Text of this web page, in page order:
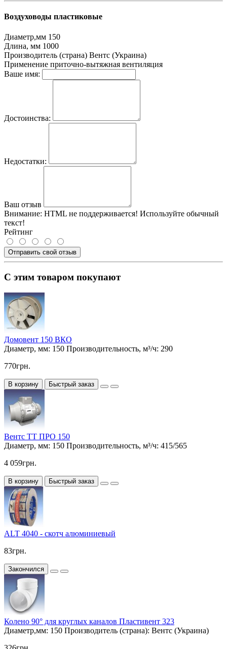
Воздуховоды пластиковые
Диаметр,мм 150
Длина, мм 1000
Производитель (страна) Вентс (Украина)
Применение приточно-вытяжная вентиляция
Ваше имя:
Достоинства:
Недостатки:
Ваш отзыв
Внимание: HTML не поддерживается! Используйте обычный
текст!
Рейтинг
Отправить свой отзыв
С этим товаром покупают
Домовент 150 ВКО
Диаметр, мм: 150 Производительность, м³/ч: 290
770грн.
В корзину Быстрый заказ
Вентс ТТ ПРО 150
Диаметр, мм: 150 Производительность, м³/ч: 415/565
4 059грн.
В корзину Быстрый заказ
ALT 4040 - скотч алюминиевый
83грн.
Закончился
Колено 90° для круглых каналов Пластивент 323
Диаметр,мм: 150 Производитель (страна): Вентс (Украина)